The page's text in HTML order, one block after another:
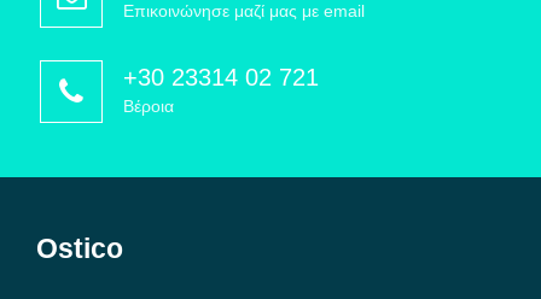
Επικοινώνησε μαζί μας με email
+30 23314 02 721
Βέροια
Ostico